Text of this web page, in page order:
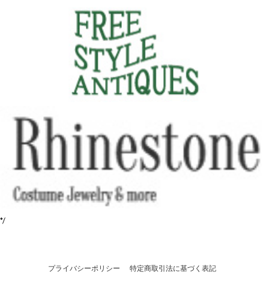
*/
プライバシーポリシー 特定商取引法に基づく表記